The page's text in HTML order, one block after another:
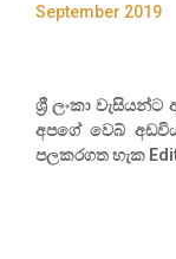
September 2019
ශ්‍රී ලංකා
අපගේ වෙබ්
පලකරගත හැක